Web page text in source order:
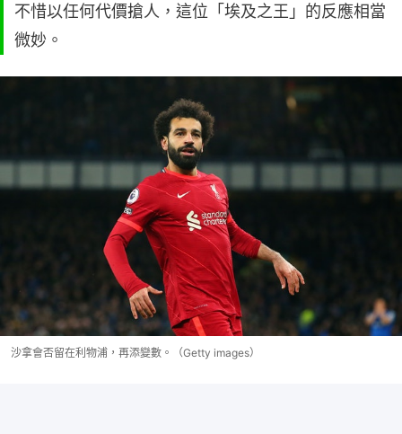
不惜以任何代價搶人，這位「埃及之王」的反應相當
微妙。
沙拿會否留在利物浦，再添變數。（Getty images）